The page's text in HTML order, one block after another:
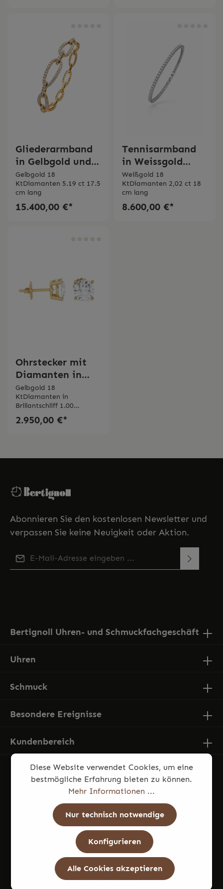
Gliederarmband
in Gelbgold und
Diamanten
Bertignoll
Gelbgold 18
KtDiamanten 5.19 ct 17.5
cm lang
15.400,00 €*
Tennisarmband
in Weissgold
Bertignoll
Weißgold 18
KtDiamanten 2,02 ct 18
cm lang
8.600,00 €*
Ohrstecker mit
Diamanten in
Gelbgold
Bertignoll
Gelbgold 18
KtDiamanten in
Brillantschliff 1.00
ct Diamanten IGI
Zertifiziert
2.950,00 €*
Abonnieren Sie den kostenlosen Newsletter und
verpassen Sie keine Neuigkeit oder Aktion.
E-Mail-Adresse*
Bertignoll Uhren- und Schmuckfachgeschäft
Uhren
Schmuck
Besondere Ereignisse
Kundenbereich
* Alle Preise inkl. gesetzl. Mehrwertsteuer zzgl.
und ggf. Nachnahmegebühren, wenn nicht
anders angegeben.
Die Produktfotos können aufgrund von Beleuchtung und
Monitoreinstellungen geringfügige Farbabweichungen
Diese Website verwendet Cookies, um eine
bestmögliche Erfahrung bieten zu können.
Mehr Informationen ...
Nur technisch notwendige
Konfigurieren
Alle Cookies akzeptieren